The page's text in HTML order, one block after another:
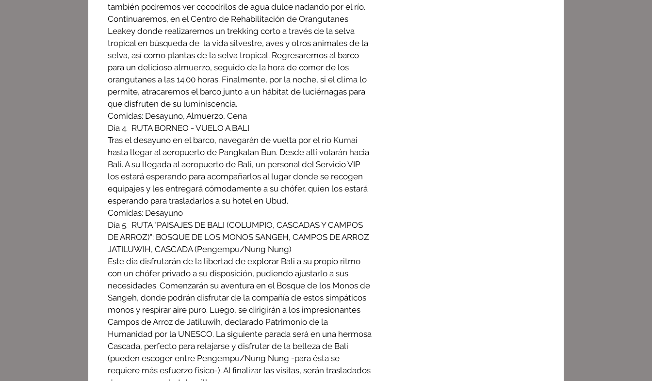
también podremos ver cocodrilos de agua dulce nadando por el río.
Continuaremos, en el Centro de Rehabilitación de Orangutanes
Leakey donde realizaremos un trekking corto a través de la selva
tropical en búsqueda de la vida silvestre, aves y otros animales de la
selva, así como plantas de la selva tropical. Regresaremos al barco
para un delicioso almuerzo, seguido de la hora de comer de los
orangutanes a las 14.00 horas. Finalmente, por la noche, si el clima lo
permite, atracaremos el barco junto a un hábitat de luciérnagas para
que disfruten de su luminiscencia.
Comidas: Desayuno, Almuerzo, Cena
Día 4. RUTA BORNEO - VUELO A BALI
Tras el desayuno en el barco, navegarán de vuelta por el río Kumai
hasta llegar al aeropuerto de Pangkalan Bun. Desde allí volarán hacia
Bali. A su llegada al aeropuerto de Bali, un personal del Servicio VIP
los estará esperando para acompañarlos al lugar donde se recogen
equipajes y les entregará cómodamente a su chófer, quien los estará
esperando para trasladarlos a su hotel en Ubud.
Comidas: Desayuno
Día 5. RUTA "PAISAJES DE BALI (COLUMPIO, CASCADAS Y CAMPOS
DE ARROZ)": BOSQUE DE LOS MONOS SANGEH, CAMPOS DE ARROZ
JATILUWIH, CASCADA (Pengempu/Nung Nung)
Este día disfrutarán de la libertad de explorar Bali a su propio ritmo
con un chófer privado a su disposición, pudiendo ajustarlo a sus
necesidades. Comenzarán su aventura en el Bosque de los Monos de
Sangeh, donde podrán disfrutar de la compañía de estos simpáticos
monos y respirar aire puro. Luego, se dirigirán a los impresionantes
Campos de Arroz de Jatiluwih, declarado Patrimonio de la
Humanidad por la UNESCO. La siguiente parada será en una hermosa
Cascada, perfecto para relajarse y disfrutar de la belleza de Bali
(pueden escoger entre Pengempu/Nung Nung -para ésta se
requiere más esfuerzo físico-). Al finalizar las visitas, serán trasladados